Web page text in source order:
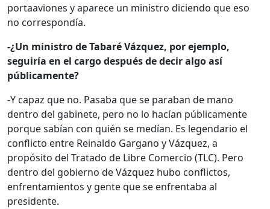
portaaviones y aparece un ministro diciendo que eso
no correspondía.
-¿Un ministro de Tabaré Vázquez, por ejemplo,
seguiría en el cargo después de decir algo así
públicamente?
-Y capaz que no. Pasaba que se paraban de mano
dentro del gabinete, pero no lo hacían públicamente
porque sabían con quién se medían. Es legendario el
conflicto entre Reinaldo Gargano y Vázquez, a
propósito del Tratado de Libre Comercio (TLC). Pero
dentro del gobierno de Vázquez hubo conflictos,
enfrentamientos y gente que se enfrentaba al
presidente.